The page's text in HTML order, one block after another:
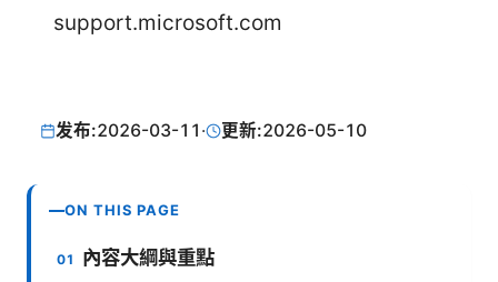
support.microsoft.com
发布:2026-03-11 · 更新:2026-05-10
ON THIS PAGE
內容大綱與重點